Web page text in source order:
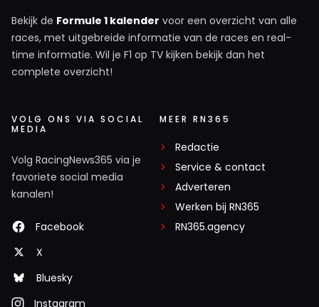
Bekijk de Formule 1 kalender voor een overzicht van alle
races, met uitgebreide informatie van de races en real-
time informatie. Wil je F1 op TV kijken bekijk dan het
complete overzicht!
VOLG ONS VIA SOCIAL
MEDIA
Volg RacingNews365 via je
favoriete social media
kanalen!
Facebook
X
Bluesky
Instagram
MEER RN365
Redactie
Service & contact
Adverteren
Werken bij RN365
RN365.agency